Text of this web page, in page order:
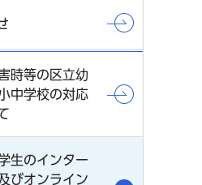
時等の区立幼
中学校の対応
生のインター
びオンライン